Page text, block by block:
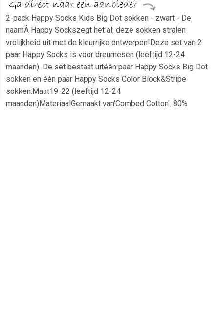
2-pack Happy Socks Kids Big Dot sokken - zwart - De
naamÂ Happy Sockszegt het al; deze sokken stralen
vrolijkheid uit met de kleurrijke ontwerpen!Deze set van 2
paar Happy Socks is voor dreumesen (leeftijd 12-24
maanden). De set bestaat uitéén paar Happy Socks Big Dot
sokken en één paar Happy Socks Color Block&Stripe
sokken.Maat19-22 (leeftijd 12-24
maanden)MateriaalGemaakt van'Combed Cotton'. 80%